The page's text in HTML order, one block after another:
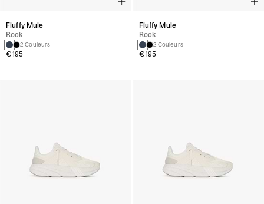
Fluffy Mule
Rock
2 Couleurs
€195
Fluffy Mule
Rock
2 Couleurs
€195